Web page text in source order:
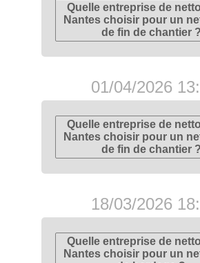
Quelle entreprise de
Nantes choisir pour un
de fin de chantier ?
01/04/2026
Quelle entreprise de
Nantes choisir pour un
de fin de chantier ?
18/03/2026
Quelle entreprise de
Nantes choisir pour un